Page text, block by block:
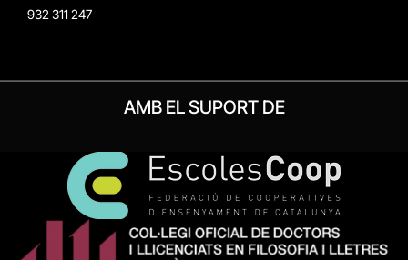
932 311 247
AMB EL SUPORT DE